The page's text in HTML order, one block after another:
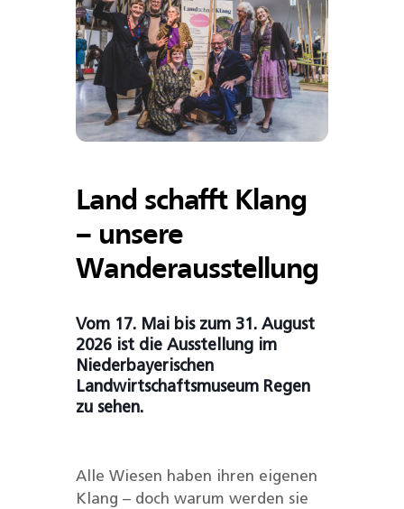
Land schafft Klang
– unsere
Wanderausstellung
Vom 17. Mai bis zum 31. August
2026 ist die Ausstellung im
Niederbayerischen
Landwirtschaftsmuseum Regen
zu sehen.
Alle Wiesen haben ihren eigenen
Klang – doch warum werden sie